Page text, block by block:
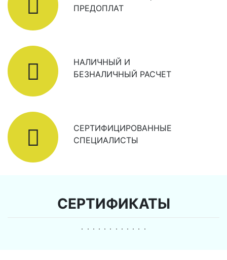
ПРЕДОПЛАТ
НАЛИЧНЫЙ И
БЕЗНАЛИЧНЫЙ РАСЧЕТ
СЕРТИФИЦИРОВАННЫЕ
СПЕЦИАЛИСТЫ
СЕРТИФИКАТЫ